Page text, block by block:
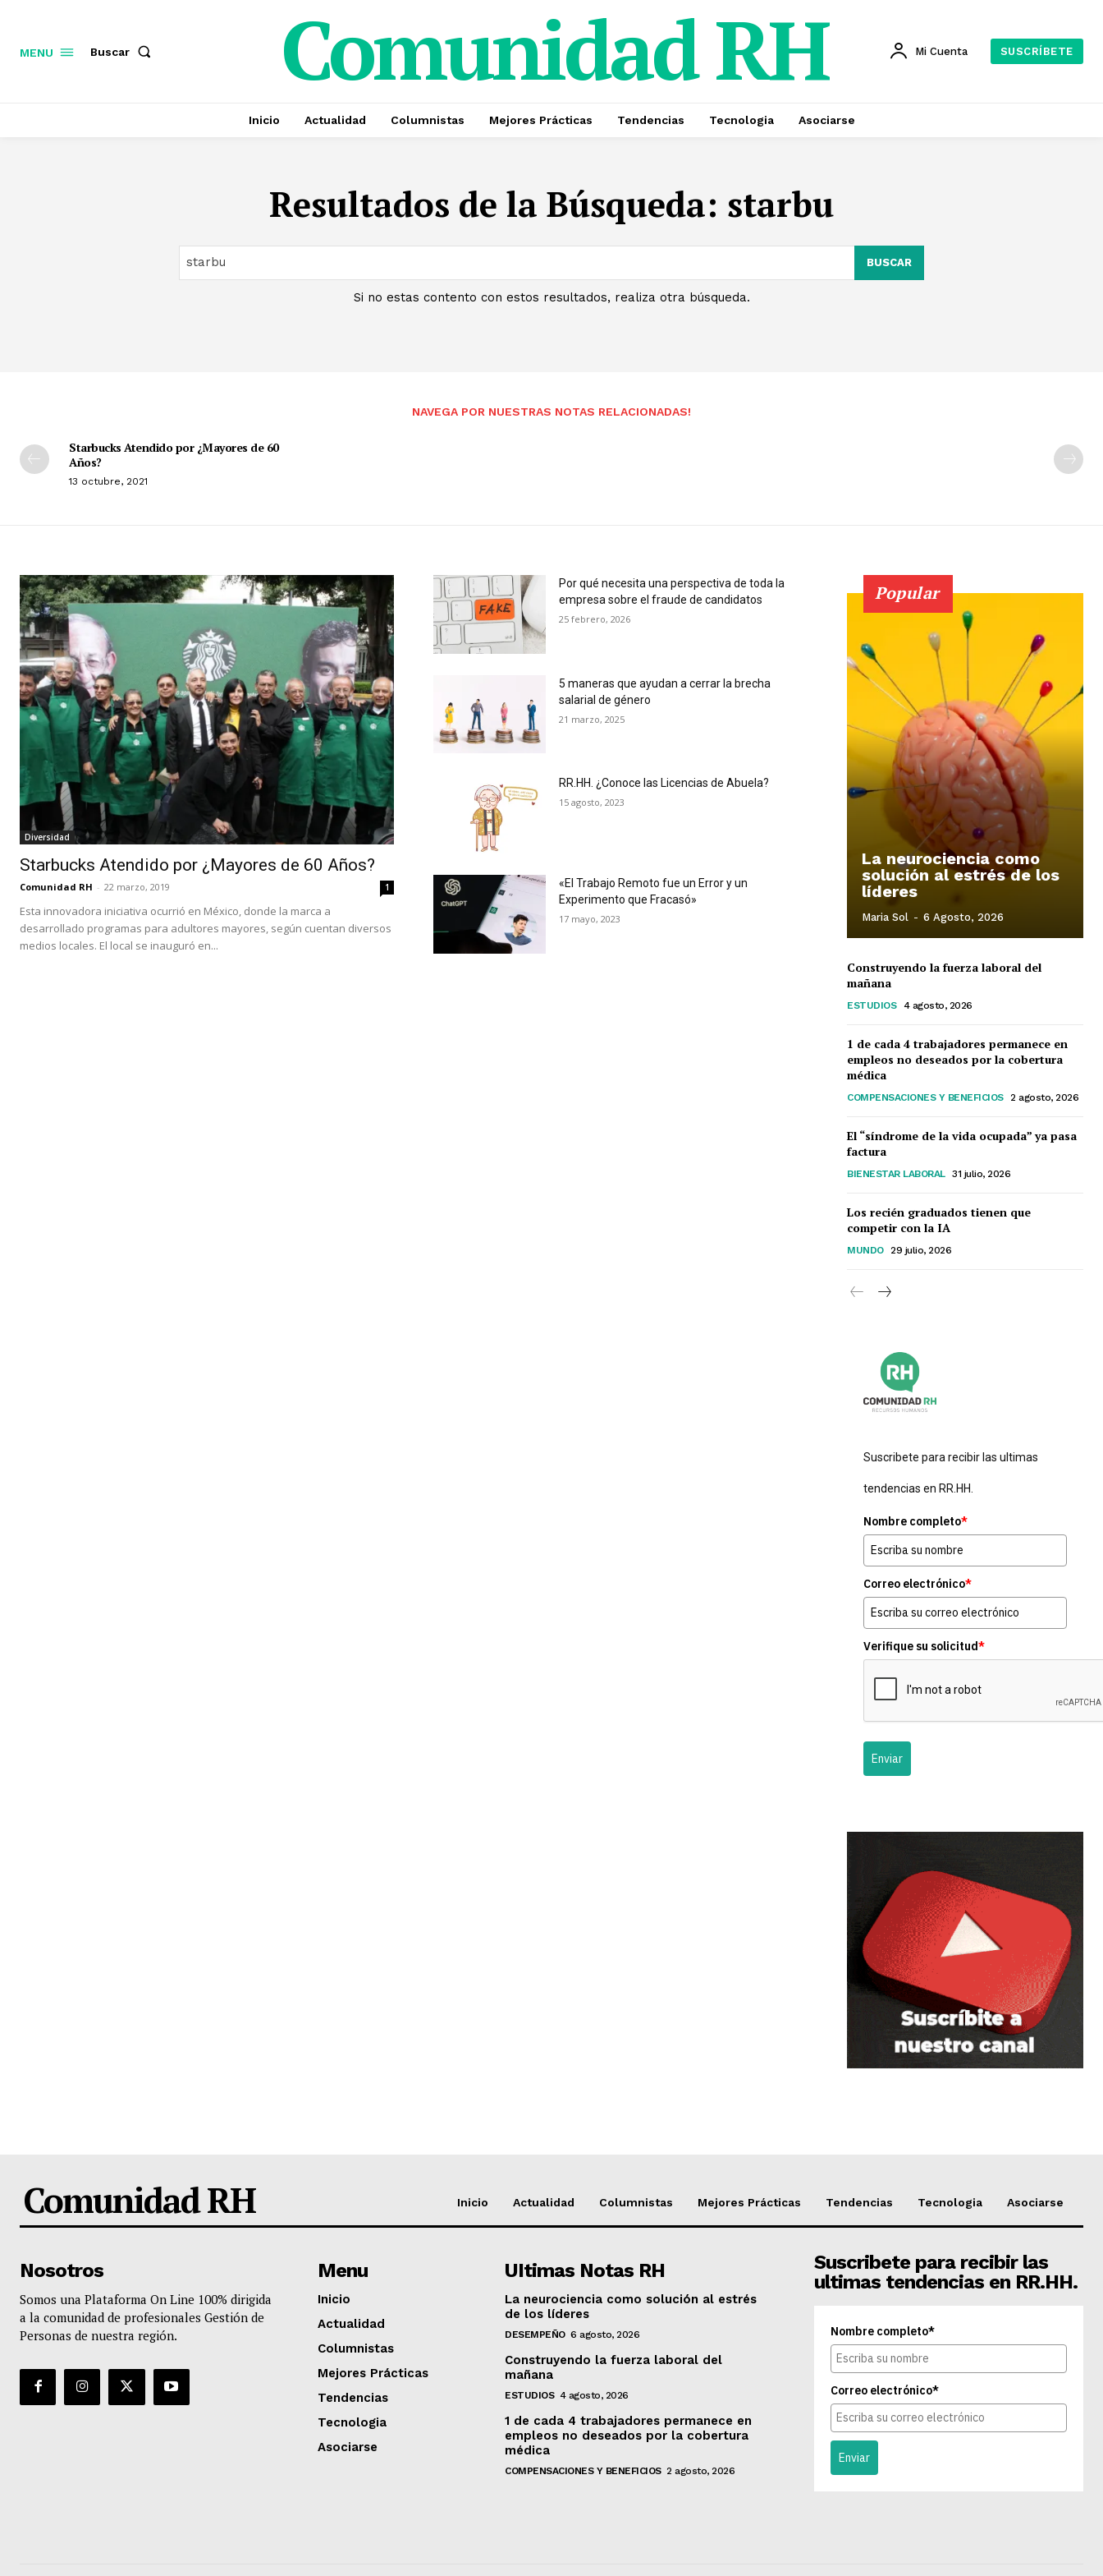
MENU Buscar Comunidad RH Mi Cuenta SUSCRÍBETE
Inicio Actualidad Columnistas Mejores Prácticas Tendencias Tecnologia Asociarse
Resultados de la Búsqueda: starbu
BUSCAR
Si no estas contento con estos resultados, realiza otra búsqueda.
NAVEGA POR NUESTRAS NOTAS RELACIONADAS!
Starbucks Atendido por ¿Mayores de 60
Años?
13 octubre, 2021
Diversidad
Starbucks Atendido por ¿Mayores de 60 Años?
Comunidad RH - 22 marzo, 2019 1
Esta innovadora iniciativa ocurrió en México, donde la marca a
desarrollado programas para adultores mayores, según cuentan diversos
medios locales. El local se inauguró en...
Por qué necesita una perspectiva de toda la
empresa sobre el fraude de candidatos
25 febrero, 2026
5 maneras que ayudan a cerrar la brecha
salarial de género
21 marzo, 2025
RR.HH. ¿Conoce las Licencias de Abuela?
15 agosto, 2023
«El Trabajo Remoto fue un Error y un
Experimento que Fracasó»
17 mayo, 2023
Popular
La neurociencia como
solución al estrés de los
líderes
Maria Sol - 6 Agosto, 2026
Construyendo la fuerza laboral del
mañana
ESTUDIOS 4 agosto, 2026
1 de cada 4 trabajadores permanece en
empleos no deseados por la cobertura
médica
COMPENSACIONES Y BENEFICIOS 2 agosto, 2026
El “síndrome de la vida ocupada” ya pasa
factura
BIENESTAR LABORAL 31 julio, 2026
Los recién graduados tienen que
competir con la IA
MUNDO 29 julio, 2026
Suscribete para recibir las ultimas
tendencias en RR.HH.
Nombre completo*
Correo electrónico*
Verifique su solicitud*
Enviar
Comunidad RH Inicio Actualidad Columnistas Mejores Prácticas Tendencias Tecnologia Asociarse
Nosotros
Somos una Plataforma On Line 100% dirigida
a la comunidad de profesionales Gestión de
Personas de nuestra región.
Menu
Inicio
Actualidad
Columnistas
Mejores Prácticas
Tendencias
Tecnologia
Asociarse
UItimas Notas RH
La neurociencia como solución al estrés
de los líderes
DESEMPEÑO 6 agosto, 2026
Construyendo la fuerza laboral del
mañana
ESTUDIOS 4 agosto, 2026
1 de cada 4 trabajadores permanece en
empleos no deseados por la cobertura
médica
COMPENSACIONES Y BENEFICIOS 2 agosto, 2026
Suscribete para recibir las
ultimas tendencias en RR.HH.
Nombre completo*
Correo electrónico*
Enviar